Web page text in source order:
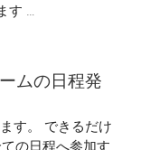
す …
ムの日程発
す。 できるだけ
の日程へ参加す